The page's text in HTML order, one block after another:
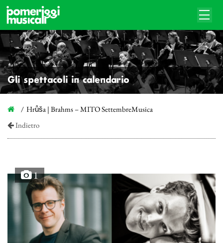
Gli spettacoli in calendario
Hrůša | Brahms – MITO SettembreMusica
Indietro
1